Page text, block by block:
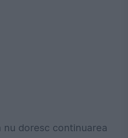
nu doresc continuarea